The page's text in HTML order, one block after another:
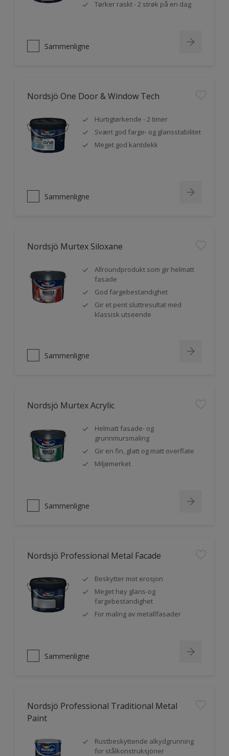
Tørker raskt - 2 strøk på en dag
Sammenligne
Nordsjö One Door & Window Tech
Hurtigtørkende - 2 timer
Svært god farge- og glansstabilitet
Meget god kantdekk
Sammenligne
Nordsjö Murtex Siloxane
Allroundprodukt som gir helmatt
fasade
God fargebestandighet
Gir et pent sluttresultat med
klassisk utseende
Sammenligne
Nordsjö Murtex Acrylic
Helmatt fasade- og
grunnmursmaling
Gir en fin, glatt og matt overflate
Miljømerket
Sammenligne
Nordsjö Professional Metal Facade
Beskytter mot erosjon
Meget høy glans-og
fargebestandighet
For maling av metallfasader
Sammenligne
Nordsjö Professional Traditional Metal
Paint
Rustbeskyttende alkydgrunning
for stålkonstruksjoner